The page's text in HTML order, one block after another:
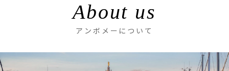
About us
アンボメーについて